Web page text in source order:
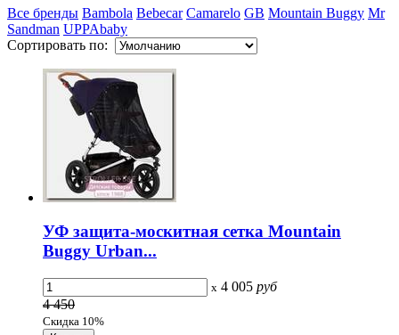
Все бренды Bambola Bebecar Camarelo GB Mountain Buggy Mr
Sandman UPPAbaby
Сортировать по:
УФ защита-москитная сетка Mountain
Buggy Urban...
x 4 005 руб
4 450
Скидка 10%